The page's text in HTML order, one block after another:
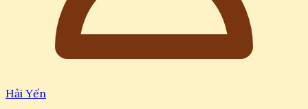
Hải Yến